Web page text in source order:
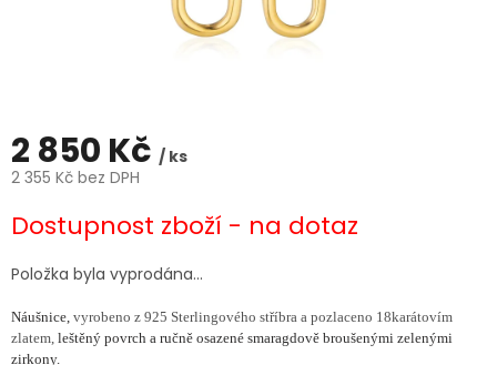
2 850 Kč / ks
2 355 Kč bez DPH
cena:
Dostupnost zboží - na dotaz
Položka byla vyprodána…
Náušnice, vyrobeno z 925 Sterlingového stříbra a pozlaceno 18karátovím
zlatem, leštěný povrch a ručně osazené smaragdově broušenými zelenými
zirkony.